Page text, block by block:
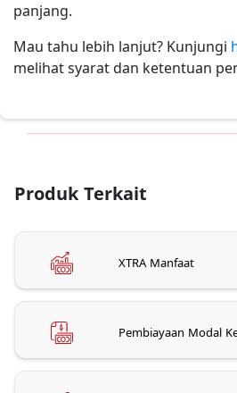
panjang.
Mau tahu lebih lanjut? Kunjungi
melihat syarat dan ketentuan
Produk Terkait
XTRA Manfaat
Pembiayaan Modal